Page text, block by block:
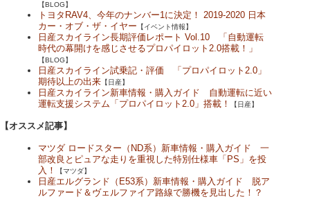
【BLOG】
トヨタRAV4、今年のナンバー1に決定！ 2019-2020 日本
カー・オブ・ザ・イヤー 【イベント情報】
日産スカイライン長期評価レポート Vol.10 「自動運転
時代の幕開けを感じさせるプロパイロット2.0搭載！」
【BLOG】
日産スカイライン試乗記・評価 「プロパイロット2.0」
期待以上の出来 【日産】
日産スカイライン新車情報・購入ガイド 自動運転に近い
運転支援システム「プロパイロット2.0」搭載！
【日産】
【オススメ記事】
マツダ ロードスター（ND系）新車情報・購入ガイド 一
部改良とピュアな走りを重視した特別仕様車「PS」を投
入！
【マツダ】
日産エルグランド（E53系）新車情報・購入ガイド 脱ア
ルファード＆ヴェルファイア路線で勝機を見出した！？